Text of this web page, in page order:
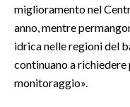
ANNUNCI
PUBBLICITÀ
SPIAGGE
miglioramento nel
anno, mentre
idrica nelle regioni del
continuano a
monitoraggio».